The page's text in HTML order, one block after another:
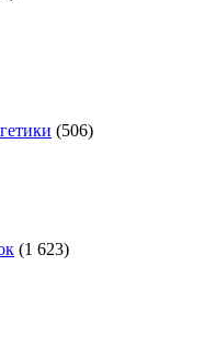
(506)
(1 623)